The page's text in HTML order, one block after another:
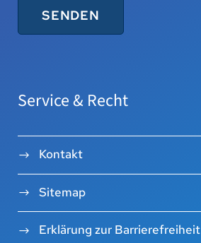
Service & Recht
Kontakt
Sitemap
Erklärung zur Barrierefreiheit